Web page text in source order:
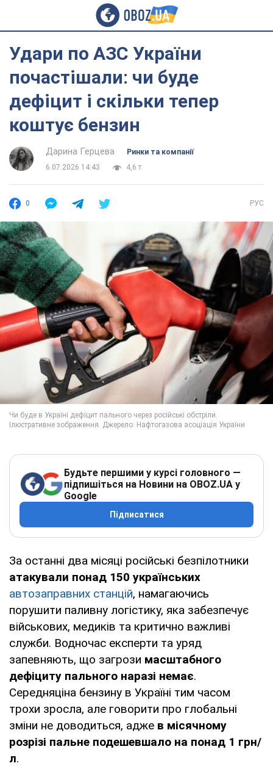
Удари по АЗС України
почастішали: чи буде
дефіцит і скільки тепер
коштує бензин
Дарина Герцева
Ринки та компанії
6.07.2026 14:43
4,6 т.
0 РУС
Будьте першими у курсі головного —
підпишіться на Новини на OBOZ.UA у
Google
Підписатися
За останні два місяці російські безпілотники
атакували понад 150 українських
автозаправних станцій, намагаючись
порушити паливну логістику, яка забезпечує
військових, медиків та критично важливі
служби. Водночас експерти та уряд
запевняють, що загрози масштабного
дефіциту пального наразі немає.
Середняціна бензину в Україні тим часом
трохи зросла, але говорити про глобальні
зміни не доводиться, адже в місячному
розрізі пальне подешевшало на понад 1 грн/
л.